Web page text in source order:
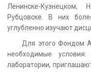
Ленинске-Кузнецком,
Рубцовске. В них
углубленно изучают
Для этого Фондом
необходимые
лаборатории,